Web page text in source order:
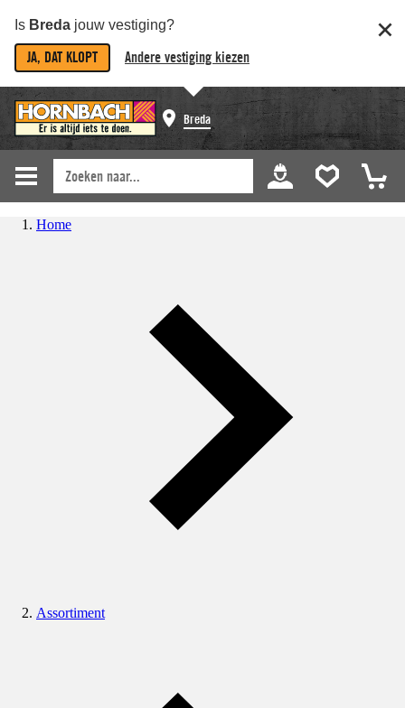
Is Breda jouw vestiging?
JA, DAT KLOPT Andere vestiging kiezen
Breda
Home
Assortiment